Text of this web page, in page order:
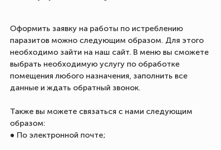
Оформить заявку на работы по истреблению
паразитов можно следующим образом. Для этого
необходимо зайти на наш сайт. В меню вы сможете
выбрать необходимую услугу по обработке
помещения любого назначения, заполнить все
данные и ждать обратный звонок.
Также вы можете связаться с нами следующим
образом:
● По электронной почте;